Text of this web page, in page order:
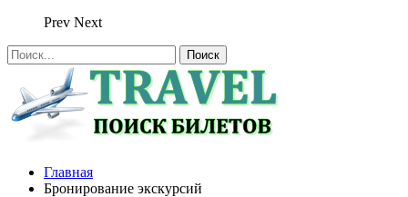
Prev Next
Главная
Бронирование экскурсий